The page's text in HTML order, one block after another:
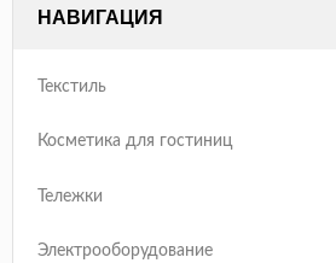
НАВИГАЦИЯ
Текстиль
Косметика для гостиниц
Тележки
Электрооборудование